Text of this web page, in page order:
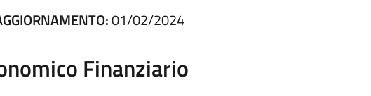
01/02/2024
Finanziario